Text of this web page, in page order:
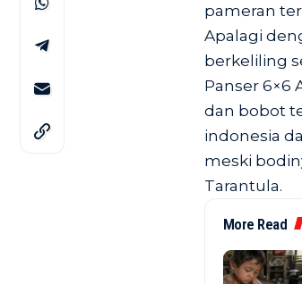
pameran
Apalagi
berkeliling
Panser 6×6
dan bobot
indonesia
meski
Tarantula.
More Read